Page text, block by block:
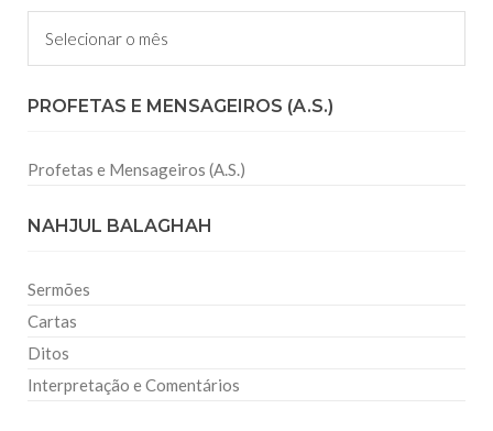
Arquivos
PROFETAS E MENSAGEIROS (A.S.)
Profetas e Mensageiros (A.S.)
NAHJUL BALAGHAH
Sermões
Cartas
Ditos
Interpretação e Comentários